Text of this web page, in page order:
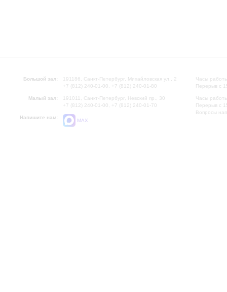
Большой зал:
191186, Санкт-Петербург, Михайловская ул., 2
+7 (812) 240-01-00, +7 (812) 240-01-80
Малый зал:
191011, Санкт-Петербург, Невский пр., 30
+7 (812) 240-01-00, +7 (812) 240-01-70
Напишите нам:
MAX
Часы
Перерыв с
Часы
Перерыв с
Вопросы